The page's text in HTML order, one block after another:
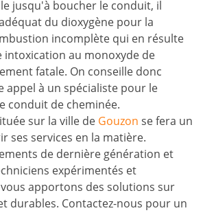
jusqu'à boucher le conduit, il
du dioxygène pour la
incomplète qui en résulte
au monoxyde de
fatale. On conseille donc
appel à un spécialiste pour le
conduit de cheminée.
sur la ville de Gouzon se fera un
ses services en la matière.
de dernière génération et
expérimentés et
apportons des solutions sur
durables. Contactez-nous pour un